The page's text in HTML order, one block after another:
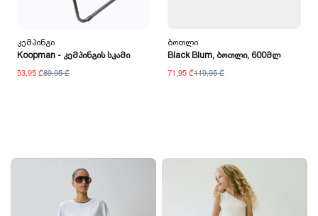
Კემპინგი
Koopman - Კემპინგის Სკამი
53,95 ₾89,95 ₾
Ბოთლი
Black Blum, Ბოთლი, 600მლ
71,95 ₾119,95 ₾